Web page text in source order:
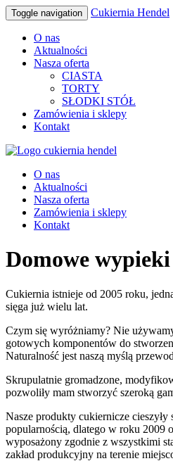
Toggle navigation Cukiernia Hendel
O nas
Aktualności
Nasza oferta
CIASTA
TORTY
SŁODKI STÓŁ
Zamówienia i sklepy
Kontakt
O nas
Aktualności
Nasza oferta
Zamówienia i sklepy
Kontakt
Domowe wypieki
Cukiernia istnieje od 2005 roku,
sięga już wielu lat.
Czym się wyróżniamy? Nie
gotowych komponentów do
Naturalność jest naszą myślą
Skrupulatnie gromadzone,
pozwoliły mam stworzyć szeroką
Nasze produkty cukiernicze cieszyły
popularnością, dlatego w roku 2009
wyposażony zgodnie z wszystkimi
zakład produkcyjny na terenie